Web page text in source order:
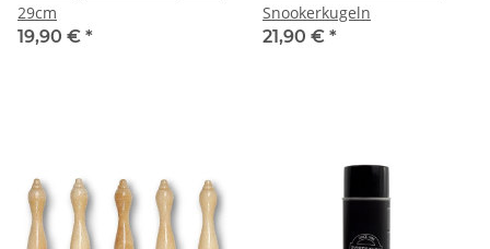
29cm
19,90 € *
Snookerkugeln
21,90 € *